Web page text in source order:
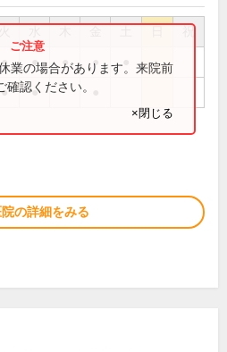
祝
● ● ● ●
● ●
業の場合があります。来院前
認ください。
×閉じる
の詳細をみる